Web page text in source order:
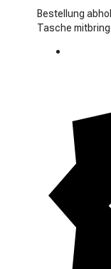
Bestellung
Tasche